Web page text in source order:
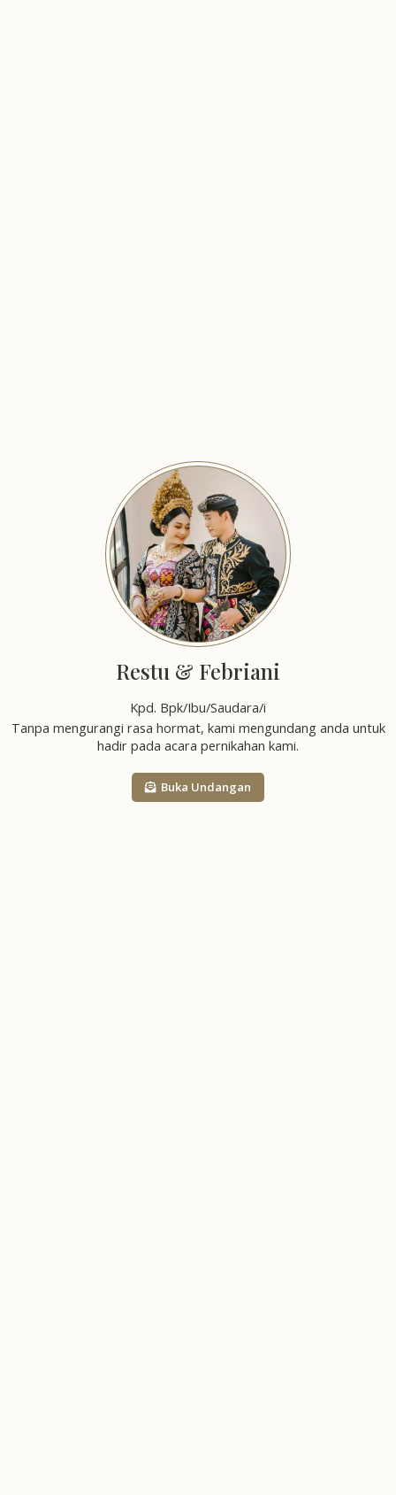
Restu & Febriani
Kpd. Bpk/Ibu/Saudara/i
Tanpa mengurangi rasa hormat, kami mengundang anda untuk
hadir pada acara pernikahan kami.
Buka Undangan